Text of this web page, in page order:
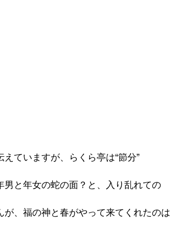
ていますが、らくら亭は“節分”
男と年女の蛇の面？と、入り乱れての
が、福の神と春がやって来てくれたのは